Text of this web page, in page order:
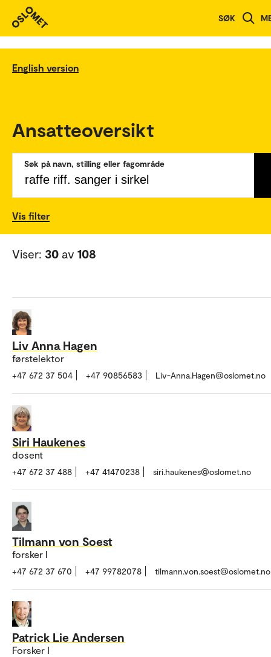
SØK
English version
Ansatteoversikt
Søk på navn, stilling eller fagområde
Vis filter
Viser: 30 av 108
Liv Anna Hagen
førstelektor
+47 672 37 504 +47 90856583 Liv-Anna.Hagen@oslomet.no
Siri Haukenes
dosent
+47 672 37 488 +47 41470238 siri.haukenes@oslomet.no
Tilmann von Soest
forsker I
+47 672 37 670 +47 99782078 tilmann.von.soest@oslomet.no
Patrick Lie Andersen
Forsker I